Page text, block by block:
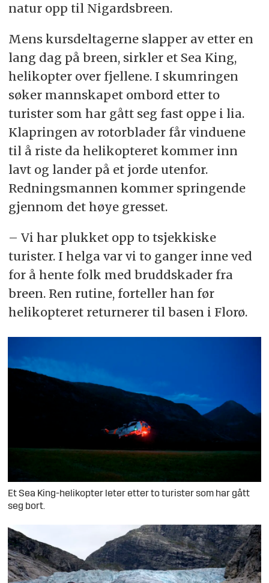
natur opp til Nigardsbreen.
Mens kursdeltagerne slapper av etter en
lang dag på breen, sirkler et Sea King,
helikopter over fjellene. I skumringen
søker mannskapet ombord etter to
turister som har gått seg fast oppe i lia.
Klapringen av rotorblader får vinduene
til å riste da helikopteret kommer inn
lavt og lander på et jorde utenfor.
Redningsmannen kommer springende
gjennom det høye gresset.
– Vi har plukket opp to tsjekkiske
turister. I helga var vi to ganger inne ved
for å hente folk med bruddskader fra
breen. Ren rutine, forteller han før
helikopteret returnerer til basen i Florø.
Et Sea King-helikopter leter etter to turister som har gått
seg bort.